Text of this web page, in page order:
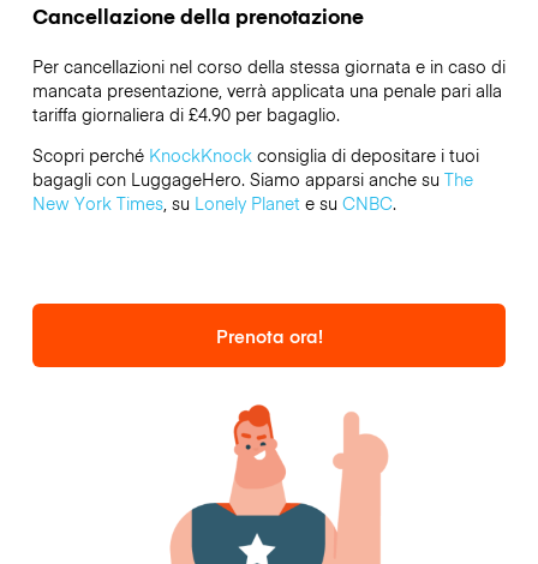
Cancellazione della prenotazione
Per cancellazioni nel corso della stessa giornata e in caso di
mancata presentazione, verrà applicata una penale pari alla
tariffa giornaliera di £4.90 per bagaglio.
Scopri perché KnockKnockconsiglia di depositare i tuoi
bagagli con LuggageHero. Siamo apparsi anche su The
New York Times, su Lonely Planete su CNBC.
Prenota ora!